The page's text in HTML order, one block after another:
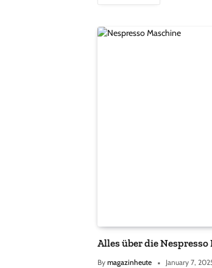
Alles über die
By magazinheute January 7,